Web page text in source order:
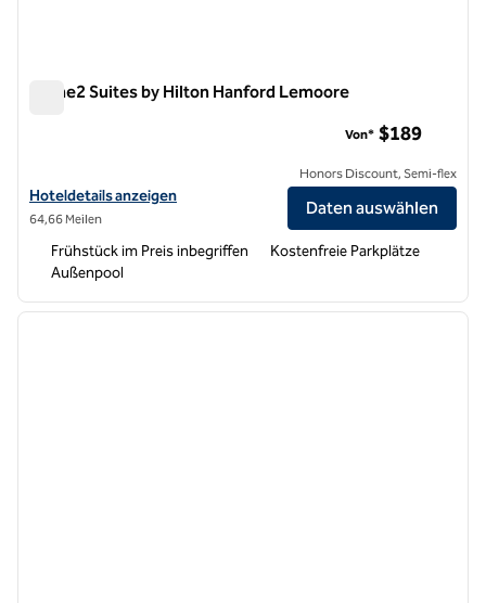
Home2 Suites by Hilton Hanford Lemoore
Hoteldetails für Home2 Suites by Hilton Hanford Lemoore anzeigen
Hoteldetails anzeigen
64,66 Meilen
Von* $189
Honors Discount, Semi-flex
Daten auswählen
Frühstück im Preis inbegriffen
Kostenfreie Parkplätze
Außenpool
1 von 12